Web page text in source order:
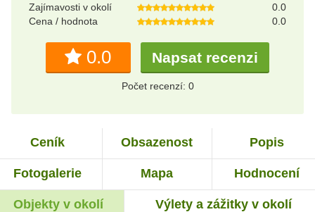
Zajímavosti v okolí
0.0
Cena / hodnota
0.0
0.0 Napsat recenzi
Počet recenzí: 0
Ceník Obsazenost Popis
Fotogalerie Mapa Hodnocení
Objekty v okolí Výlety a zážitky v okolí